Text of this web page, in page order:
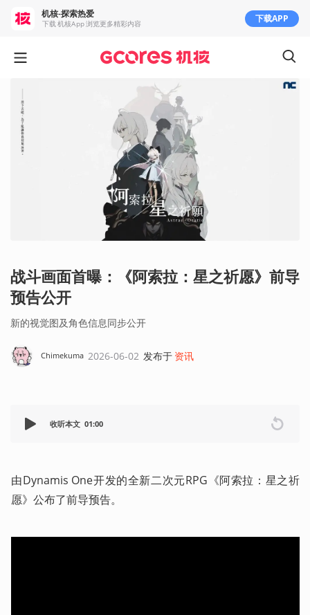
战斗画面首曝：《阿索拉：星之祈愿》前导
预告公开
新的视觉图及角色信息同步公开
Chimekuma 2026-06-02 发布于 资讯
收听本文 01:00
由Dynamis One开发的全新二次元RPG《阿索拉：星之祈
愿》公布了前导预告。
机核-探索热爱
下载 机核App 浏览更多精彩内容 下载APP